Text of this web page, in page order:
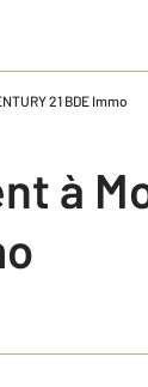
21 BDE Immo
à